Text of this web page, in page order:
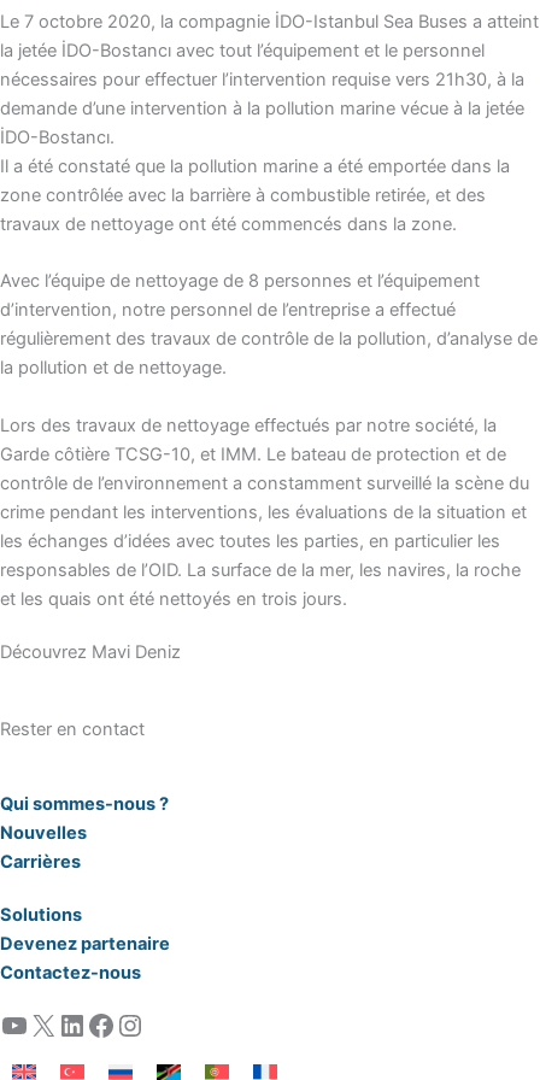
Le 7 octobre 2020, la compagnie İDO-Istanbul Sea Buses a atteint
la jetée İDO-Bostancı avec tout l’équipement et le personnel
nécessaires pour effectuer l’intervention requise vers 21h30, à la
demande d’une intervention à la pollution marine vécue à la jetée
İDO-Bostancı.
Il a été constaté que la pollution marine a été emportée dans la
zone contrôlée avec la barrière à combustible retirée, et des
travaux de nettoyage ont été commencés dans la zone.
Avec l’équipe de nettoyage de 8 personnes et l’équipement
d’intervention, notre personnel de l’entreprise a effectué
régulièrement des travaux de contrôle de la pollution, d’analyse de
la pollution et de nettoyage.
Lors des travaux de nettoyage effectués par notre société, la
Garde côtière TCSG-10, et IMM. Le bateau de protection et de
contrôle de l’environnement a constamment surveillé la scène du
crime pendant les interventions, les évaluations de la situation et
les échanges d’idées avec toutes les parties, en particulier les
responsables de l’OID. La surface de la mer, les navires, la roche
et les quais ont été nettoyés en trois jours.
Découvrez Mavi Deniz
Rester en contact
Qui sommes-nous ?
Nouvelles
Carrières
Solutions
Devenez partenaire
Contactez-nous
YouTube X LinkedIn Facebook Instagram